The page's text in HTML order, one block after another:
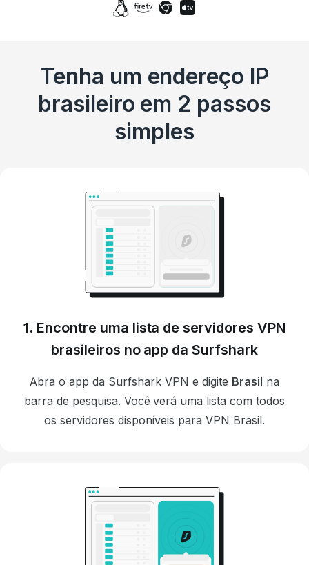
Tenha um endereço IP
brasileiro em 2 passos
simples
1. Encontre uma lista de servidores VPN
brasileiros no app da Surfshark
Abra o app da Surfshark VPN e digite Brasil na
barra de pesquisa. Você verá uma lista com todos
os servidores disponíveis para VPN Brasil.